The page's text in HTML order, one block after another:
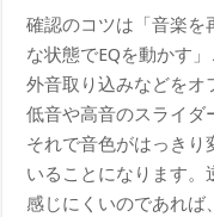
確認のコツは「音楽を
な状態でEQを動かす
外音取り込みなどをオ
低音や高音のスライダ
それで音色がはっきり
いることになります。
感じにくいのであれば